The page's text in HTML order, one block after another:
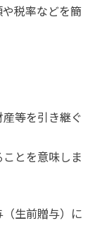
税率などを簡
等を引き継ぐ
とを意味しま
生前贈与）に